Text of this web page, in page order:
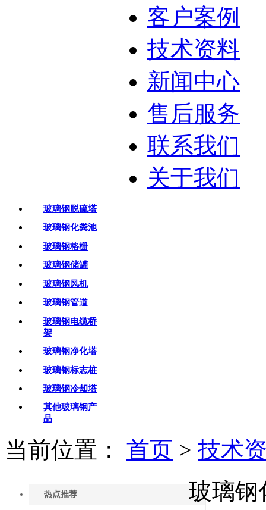
客户案例
技术资料
新闻中心
售后服务
联系我们
关于我们
玻璃钢脱硫塔
玻璃钢化粪池
玻璃钢格栅
玻璃钢储罐
玻璃钢风机
玻璃钢管道
玻璃钢电缆桥
架
玻璃钢净化塔
玻璃钢标志桩
玻璃钢冷却塔
其他玻璃钢产
品
当前位置： 首页 > 技术
热点推荐
玻璃钢